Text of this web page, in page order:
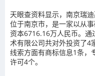
天眼查资料显示，南京瑞
位于南京市，是一家以从
资本6716.16万人民币。通
术有限公司共对外投资了4
线索方面有商标信息1条，
许可4个。